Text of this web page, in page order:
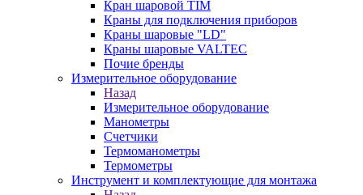
Кран шаровой TIM
Краны для подключения приборов
Краны шаровые "LD"
Краны шаровые VALTEC
Почие бренды
Измерительное оборудование
Назад
Измерительное оборудование
Манометры
Счетчики
Термоманометры
Термометры
Инструмент и комплектующие для монтажа